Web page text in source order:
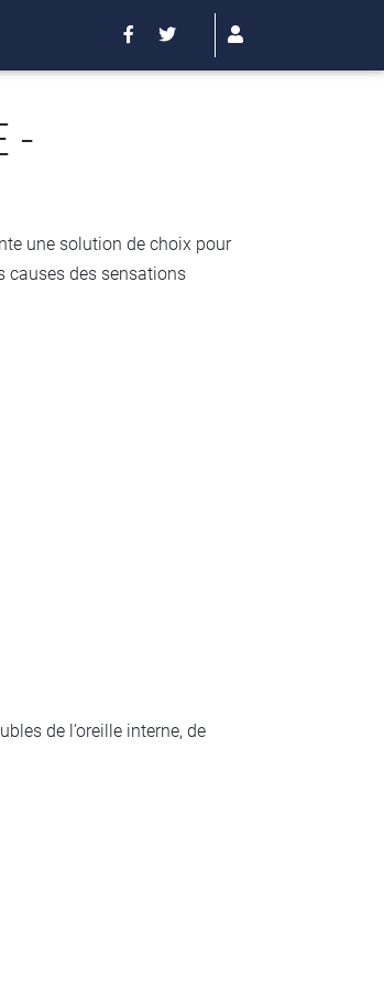
-
une solution de choix pour
causes des sensations
de l’oreille interne, de